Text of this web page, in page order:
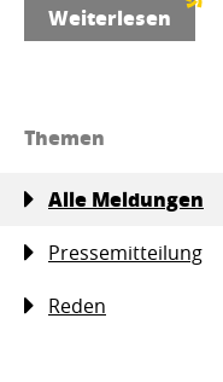
Weiterlesen
Themen
Alle Meldungen
Pressemitteilung
Reden